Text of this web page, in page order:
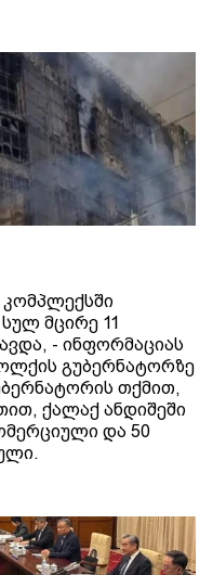
მცირე 11
- ინფორმაციას
ოლქის გუბერნატორზე
თქმით,
ქალაქ ანდიშეში
და 50